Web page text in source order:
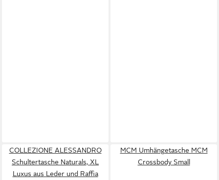
COLLEZIONE ALESSANDRO
Schultertasche Naturals, XL
Luxus aus Leder und Raffia
MCM Umhängetasche MCM
Crossbody Small